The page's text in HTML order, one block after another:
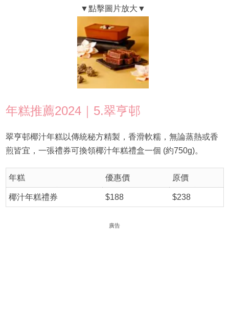
年糕推薦2024｜5.翠亨邨
翠亨邨椰汁年糕以傳統秘方精製，香滑軟糯，無論蒸熱或香
煎皆宜，一張禮券可換領椰汁年糕禮盒一個 (約750g)。
年糕 優惠價 原價
椰汁年糕禮券 $188 $238
廣告